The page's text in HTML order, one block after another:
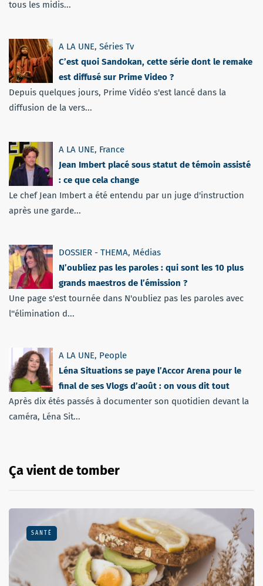
tous les midis...
A LA UNE, Séries Tv
C’est quoi Sandokan, cette série dont le remake
est diffusé sur Prime Video ?
Depuis quelques jours, Prime Vidéo s'est lancé dans la
diffusion de la vers...
A LA UNE, France
Jean Imbert placé sous statut de témoin assisté
: ce que cela change
Le chef Jean Imbert a été entendu par un juge d'instruction
après une garde...
DOSSIER - THEMA, Médias
N’oubliez pas les paroles : qui sont les 10 plus
grands maestros de l’émission ?
Une page s'est tournée dans N'oubliez pas les paroles avec
l''élimination d...
A LA UNE, People
Léna Situations se paye l’Accor Arena pour le
final de ses Vlogs d’août : on vous dit tout
Après dix étés passés à documenter son quotidien devant la
caméra, Léna Sit...
Ça vient de tomber
SANTÉ